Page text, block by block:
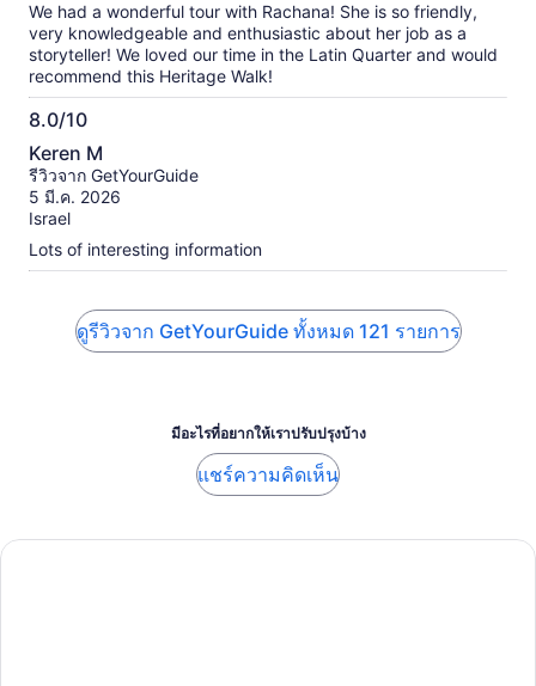
We had a wonderful tour with Rachana! She is so friendly,
very knowledgeable and enthusiastic about her job as a
storyteller! We loved our time in the Latin Quarter and would
recommend this Heritage Walk!
8.0/10
8.0
จาก
10
Keren M
รีวิวจาก GetYourGuide
5 มี.ค. 2026
Israel
Lots of interesting information
ดูรีวิวจาก GetYourGuide ทั้งหมด 121 รายการ
มีอะไรที่อยากให้เราปรับปรุงบ้าง
แชร์ความคิดเห็น